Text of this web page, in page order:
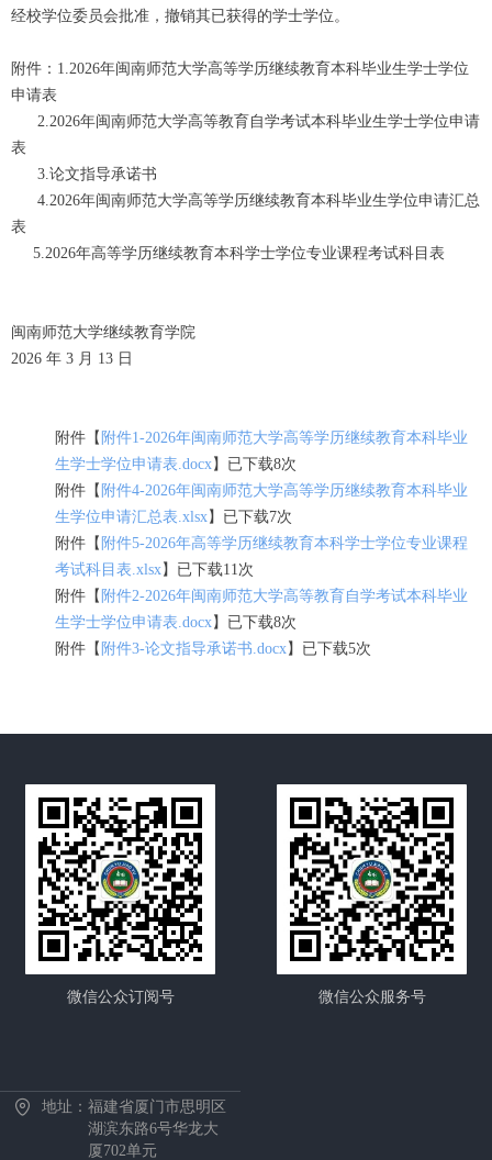
经校学位委员会批准，撤销其已获得的学士学位。
附件：1.2026年闽南师范大学高等学历继续教育本科毕业生学士学位
申请表
2.2026年闽南师范大学高等教育自学考试本科毕业生学士学位申请
表
3.论文指导承诺书
4.2026年闽南师范大学高等学历继续教育本科毕业生学位申请汇总
表
5.2026年高等学历继续教育本科学士学位专业课程考试科目表
闽南师范大学继续教育学院
2026 年 3 月 13 日
附件【 附件1-2026年闽南师范大学高等学历继续教育本科毕业
生学士学位申请表.docx】已下载8次
附件【 附件4-2026年闽南师范大学高等学历继续教育本科毕业
生学位申请汇总表.xlsx】已下载7次
附件【 附件5-2026年高等学历继续教育本科学士学位专业课程
考试科目表.xlsx】已下载11次
附件【 附件2-2026年闽南师范大学高等教育自学考试本科毕业
生学士学位申请表.docx】已下载8次
附件【 附件3-论文指导承诺书.docx】已下载5次
微信公众订阅号 微信公众服务号
地址： 福建省厦门市思明区
湖滨东路6号华龙大
厦702单元